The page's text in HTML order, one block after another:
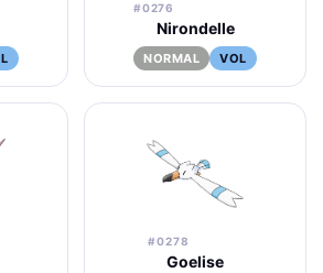
#0276
Nirondelle
NORMAL VOL
#0278
Goelise